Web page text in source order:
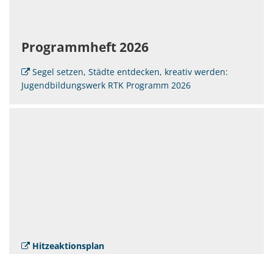
Programmheft 2026
Segel setzen, Städte entdecken, kreativ werden:
Jugendbildungswerk RTK Programm 2026
Hitzeaktionsplan